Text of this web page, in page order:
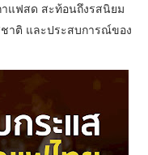
แฟสด สะท้อนถึงรสนิยม
าติ และประสบการณ์ของ